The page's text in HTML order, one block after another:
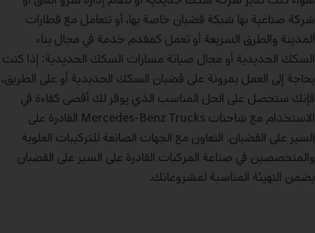
شركة صناعية بها شبكة قضبان خاصة بها، أو تتعامل مع قطارات
المدينة والطرق السريعة أو تعمل كمقدم خدمة في مجال بناء
السكك الحديدية أو مجال صيانة مسارات السكك الحديدية: إذا كنت
بحاجة إلى العمل بمرونة على قضبان السكك الحديدية أو على الطريق،
فإنك ستحصل على الحل المناسب الذي يوفر لك أقصى كفاءة في
الاستخدام مع شاحنات Mercedes‑Benz Trucks القادرة على
السير على القضبان. التعاون مع الجهات الصانعة للتركيبات العلوية
والمتخصصين في صناعة المركبات القادرة على السير على القضبان
يضمن التهيئة المناسبة لمشروعاتك.